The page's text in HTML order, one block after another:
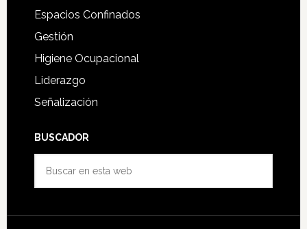
Espacios Confinados
Gestión
Higiene Ocupacional
Liderazgo
Señalización
BUSCADOR
web